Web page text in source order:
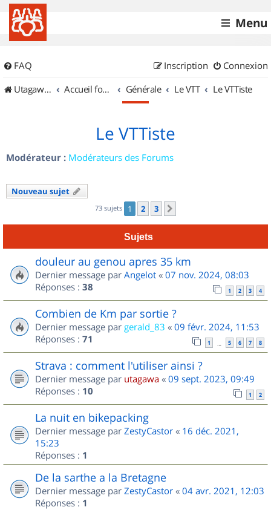
Menu
FAQ Connexion
Inscription
UtagawaVTT (Randos VTT et VTTAE avec traces GPS)
Accueil forum Générale Le VTT Le VTTiste
Le VTTiste
Modérateur : Modérateurs des Forums
Nouveau sujet
73 sujets 1 2 3
Sujets
douleur au genou apres 35 km
Dernier message par Angelot « 07 nov. 2024, 08:03
Réponses : 38 1 2 3 4
Combien de Km par sortie ?
Dernier message par gerald_83 « 09 févr. 2024, 11:53
Réponses : 71 1 … 5 6 7 8
Strava : comment l'utiliser ainsi ?
Dernier message par utagawa « 09 sept. 2023, 09:49
Réponses : 10 1 2
La nuit en bikepacking
Dernier message par ZestyCastor « 16 déc. 2021,
15:23
Réponses : 1
De la sarthe a la Bretagne
Dernier message par ZestyCastor « 04 avr. 2021, 12:03
Réponses : 1